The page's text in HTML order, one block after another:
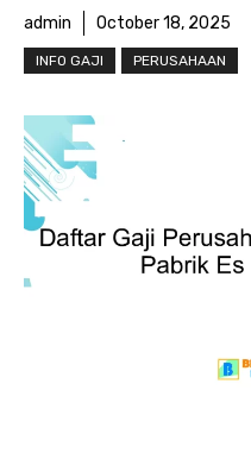
admin October 18, 2025
INFO GAJI PERUSAHAAN